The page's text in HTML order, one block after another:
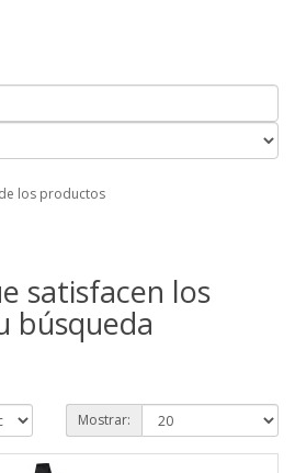
los productos
satisfacen los
búsqueda
Mostrar: